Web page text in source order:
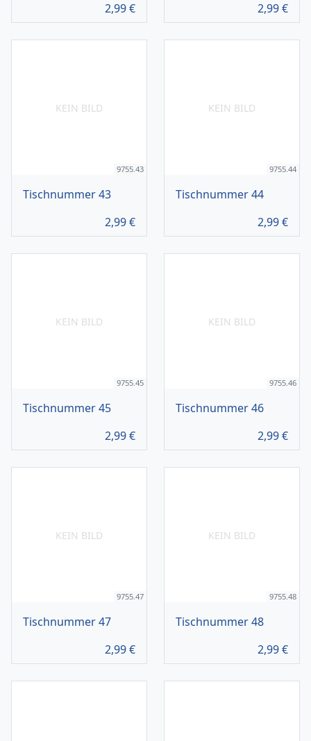
2,99€
2,99€
KEIN BILD
9755.43
Tischnummer 43
2,99€
KEIN BILD
9755.44
Tischnummer 44
2,99€
KEIN BILD
9755.45
Tischnummer 45
2,99€
KEIN BILD
9755.46
Tischnummer 46
2,99€
KEIN BILD
9755.47
Tischnummer 47
2,99€
KEIN BILD
9755.48
Tischnummer 48
2,99€